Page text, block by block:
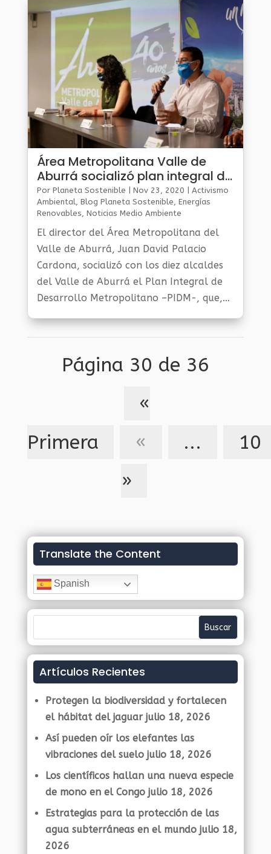
Área Metropolitana Valle de
Aburrá socializó plan integral de
desarrollo
Por Planeta Sostenible Nov 23, 2020
Activismo
Ambiental, Blog Planeta Sostenible, Energías
Renovables, Noticias Medio Ambiente
El director del Área Metropolitana del
Valle de Aburrá, Juan David Palacio
Cardona, socializó con los diez alcaldes
del Valle de Aburrá el Plan Integral de
Desarrollo Metropolitano –PIDM-, que,
Página 30 de 36
«
Primera
« ...
10
»
Translate the Content
Spanish
Artículos Recientes
Protegen la biodiversidad y fortalecen
el hábitat del jaguar julio 18, 2026
Así pueden oír los elefantes las
vibraciones del suelo julio 18, 2026
Los científicos hallan una nueva especie
de mono en el Congo julio 18, 2026
Estrategias para la protección de las
agua subterráneas en el mundo julio 18,
2026